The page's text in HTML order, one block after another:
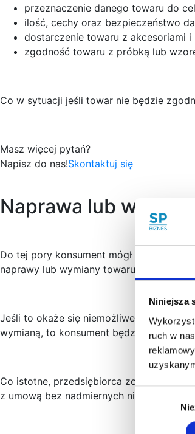
Niniejsza
ruch w
przeznaczenie danego towaru do
ilość, cechy oraz bezpieczeństwo
dostarczenie towaru z akcesoriami i
zgodność towaru z próbką lub
Co w sytuacji jeśli towar nie będzie
Masz więcej pytań?
Napisz do nas!Skontaktuj się
Naprawa lub
Do tej pory konsument mógł wybrać czy
naprawy lub wymiany towaru
Jeśli to okaże się niemożliwe (bo np.
wymianą, to konsument będzie mógł
Co istotne, przedsiębiorca zobowiązany
z umową bez nadmiernych niedogodności